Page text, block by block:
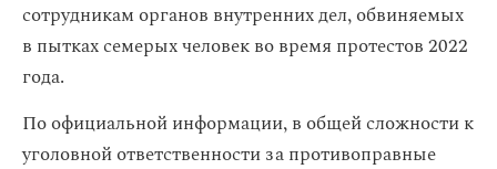
сотрудникам органов внутренних дел, обвиняемых
в пытках семерых человек во время протестов 2022
года.
По официальной информации, в общей сложности к
уголовной ответственности за противоправные